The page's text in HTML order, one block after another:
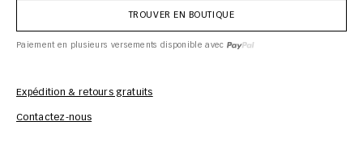
TROUVER EN BOUTIQUE
Paiement en plusieurs versements disponible avec
Expédition & retours gratuits
Contactez-nous